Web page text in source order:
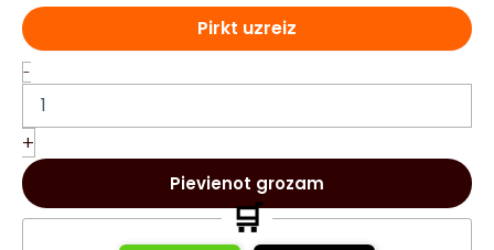
Pirkt uzreiz
-
Gold
100ml
EDP
arābu
sievietēm
daudzums
+
Pievienot grozam
🛒